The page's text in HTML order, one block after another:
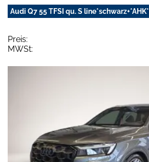
Audi Q7 55 TFSI qu. S
Preis:
MWSt: